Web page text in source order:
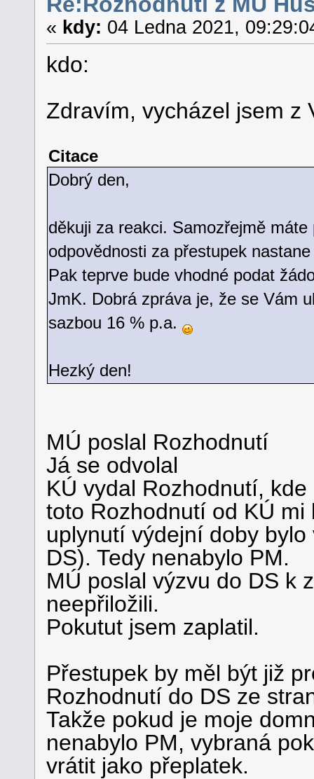
« kdy: 04 Ledna 2021,
kdo:
Zdravím, vycházel jsem z
Citace
Dobrý den,
děkuji za reakci. Samozřejmě
odpovědnosti za přestupek
Pak teprve bude vhodné podat
JmK. Dobrá zpráva je, že se Vám
sazbou 16 % p.a.
Hezký den!
MÚ poslal Rozhodnutí
Já se odvolal
KÚ vydal Rozhodnutí,
toto Rozhodnutí od KÚ
uplynutí výdejní doby
DS). Tedy nenabylo PM.
MÚ poslal výzvu do DS k
neepřiložili.
Pokutut jsem zaplatil.
Přestupek by měl být již
Rozhodnutí do DS ze
Takže pokud je moje
nenabylo PM, vybraná
vrátit jako přeplatek.